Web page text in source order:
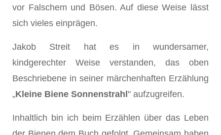
vor Falschem und Bösen. Auf diese Weise lässt
sich vieles einprägen.
Jakob Streit hat es in wundersamer,
kindgerechter Weise verstanden, das oben
Beschriebene in seiner märchenhaften Erzählung
„Kleine Biene Sonnenstrahl " aufzugreifen.
Inhaltlich bin ich beim Erzählen über das Leben